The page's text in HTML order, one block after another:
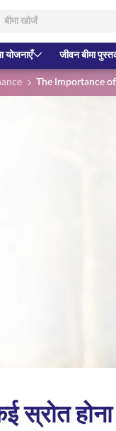
योजनाएँ जीवन बीमा
The Importance